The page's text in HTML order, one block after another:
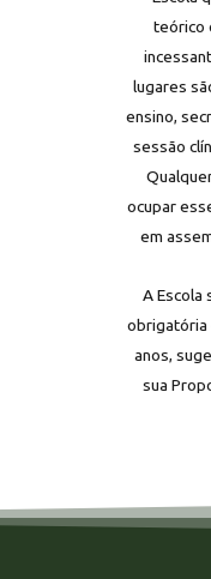
teórico
lugares
ensino,
sessão
ocupar
em
A Escola
obrigatória
anos,
sua